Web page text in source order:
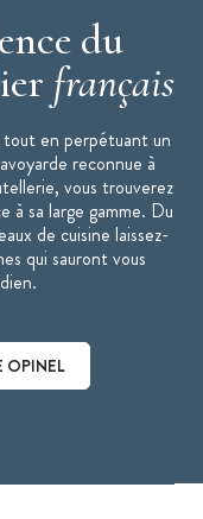
du
français
en perpétuant un
reconnue à
vous trouverez
à sa large gamme. Du
de cuisine laissez-
qui sauront vous
OPINEL